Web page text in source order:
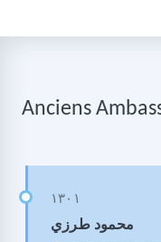
Anciens
محمود طرزي